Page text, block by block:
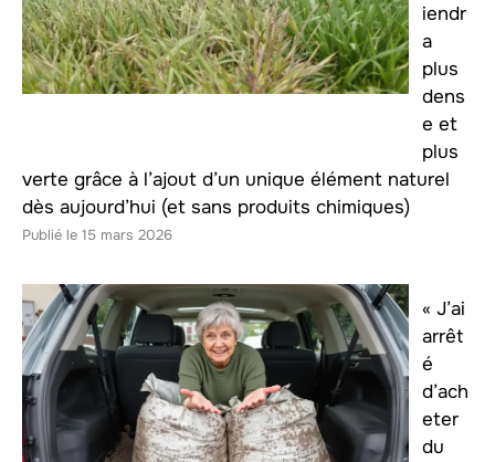
iendr
a
plus
dens
e et
plus
verte grâce à l’ajout d’un unique élément naturel
dès aujourd’hui (et sans produits chimiques)
15 mars 2026
« J’ai
arrêt
é
d’ach
eter
du